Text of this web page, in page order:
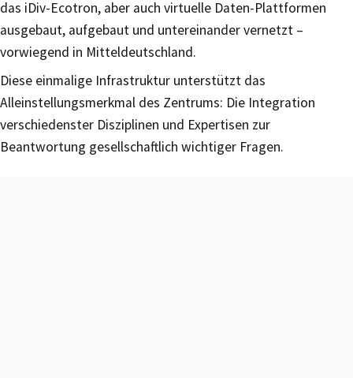
das iDiv-Ecotron, aber auch virtuelle Daten-Plattformen
ausgebaut, aufgebaut und untereinander vernetzt –
vorwiegend in Mitteldeutschland.
Diese einmalige Infrastruktur unterstützt das
Alleinstellungsmerkmal des Zentrums: Die Integration
verschiedenster Disziplinen und Expertisen zur
Beantwortung gesellschaftlich wichtiger Fragen.